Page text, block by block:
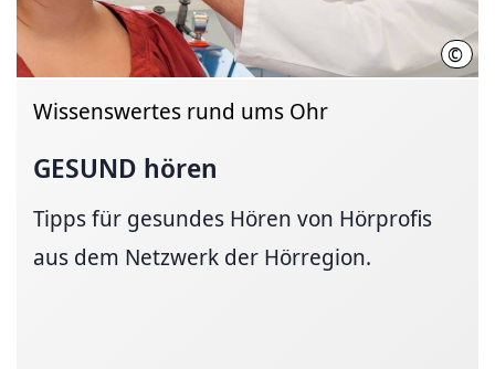
©
Wissenswertes rund ums Ohr
GESUND hören
Tipps für gesundes Hören von Hörprofis
aus dem Netzwerk der Hörregion.